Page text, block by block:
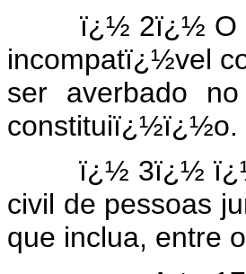
ï¿½ 2ï¿½ O
incompatï¿½vel
ser averbado
constituiï¿½ï¿½o.
ï¿½ 3ï¿½ ï¿½
civil de pessoas
que inclua, entre